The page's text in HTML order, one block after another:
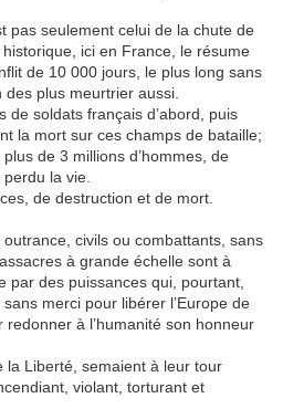
pas seulement celui de la chute de
ici en France, le résume
de 10 000 jours, le plus long sans
des plus meurtrier aussi.
de soldats français d’abord, puis
la mort sur ces champs de bataille;
de 3 millions d’hommes, de
la vie.
de destruction et de mort.
civils ou combattants, sans
à grande échelle sont à
par des puissances qui, pourtant,
merci pour libérer l’Europe de
redonner à l’humanité son honneur
la Liberté, semaient à leur tour
violant, torturant et